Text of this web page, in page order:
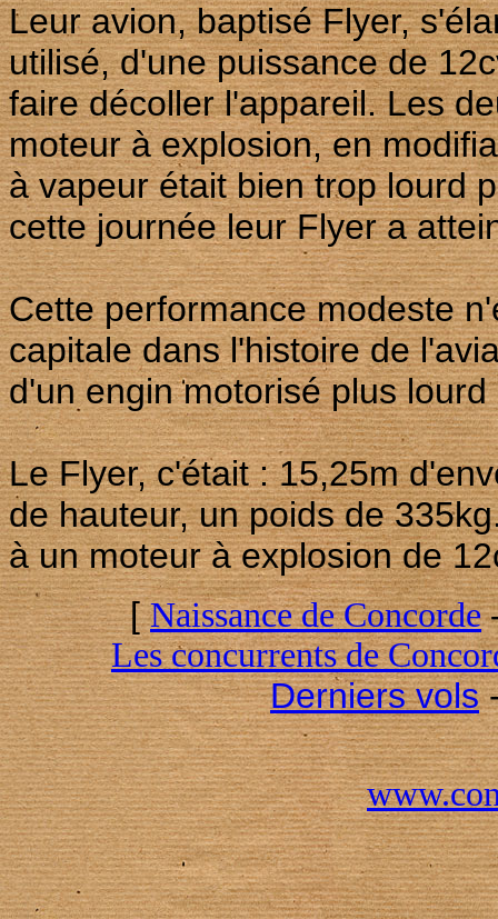
Leur avion, baptisé Flyer,
utilisé, d'une puissance de
faire décoller l'appareil. Les
moteur à explosion, en
à vapeur était bien trop lourd
cette journée leur Flyer a
Cette performance modeste
capitale dans l'histoire de
d'un engin motorisé plus lourd
Le Flyer, c'était : 15,25m
de hauteur, un poids de
à un moteur à explosion de
[ Naissance de Concorde
Les concurrents de
Derniers vols